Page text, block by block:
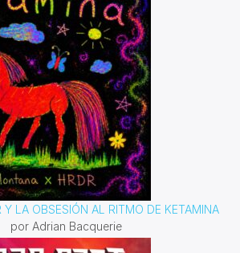
Y LA OBSESIÓN AL RITMO DE KETAMINA
por Adrian Bacquerie